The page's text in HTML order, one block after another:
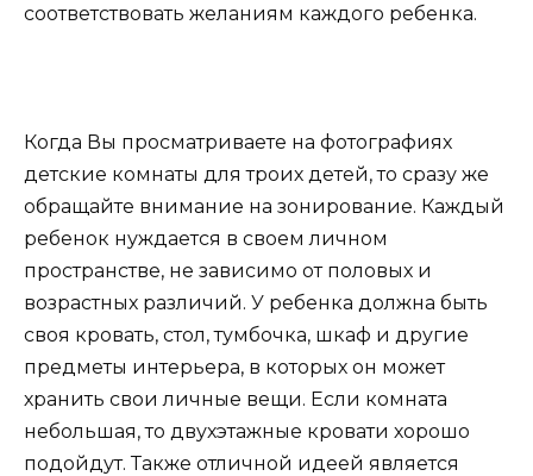
соответствовать желаниям каждого ребенка.
Когда Вы просматриваете на фотографиях
детские комнаты для троих детей, то сразу же
обращайте внимание на зонирование. Каждый
ребенок нуждается в своем личном
пространстве, не зависимо от половых и
возрастных различий. У ребенка должна быть
своя кровать, стол, тумбочка, шкаф и другие
предметы интерьера, в которых он может
хранить свои личные вещи. Если комната
небольшая, то двухэтажные кровати хорошо
подойдут. Также отличной идеей является